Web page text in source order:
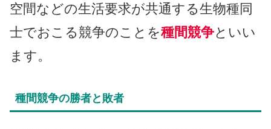
空間などの生活要求が共通する生物種同
士でおこる競争のことを種間競争といい
ます。
種間競争の勝者と敗者